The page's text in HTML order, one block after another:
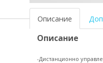
Описание
Описание
-Дистанционно